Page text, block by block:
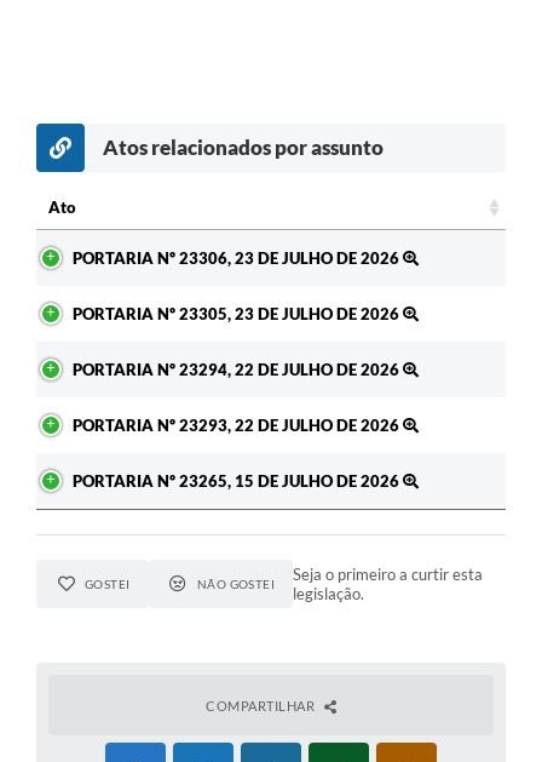
Atos relacionados por assunto
Ato
PORTARIA Nº 23306, 23 DE JULHO DE 2026
PORTARIA Nº 23305, 23 DE JULHO DE 2026
PORTARIA Nº 23294, 22 DE JULHO DE 2026
PORTARIA Nº 23293, 22 DE JULHO DE 2026
PORTARIA Nº 23265, 15 DE JULHO DE 2026
GOSTEI NÃO GOSTEI
Seja o primeiro a curtir esta
legislação.
COMPARTILHAR